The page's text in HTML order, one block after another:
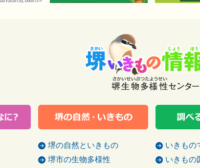
堺の自然といきもの
堺市の生物多様性
いきもの
いきもの